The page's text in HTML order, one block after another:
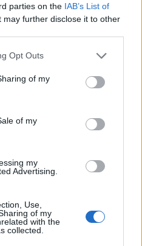
parties on the IAB’s List of
may further disclose it to other
Opt Outs
of my
of my
my
Advertising.
Use,
of my
with the
collected.
την ξηρασία